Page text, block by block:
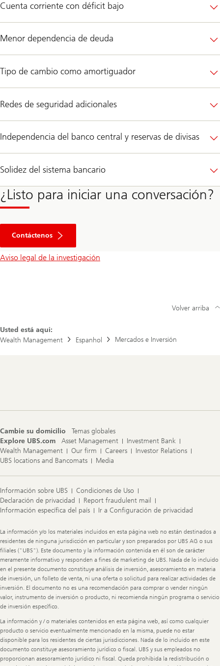
Cuenta corriente con déficit bajo
Menor dependencia de deuda
Tipo de cambio como amortiguador
Redes de seguridad adicionales
Independencia del banco central y reservas de divisas
Solidez del sistema bancario
¿Listo para iniciar una conversación?
Contáctenos
al
Aviso legal de la investigación
Usted está aquí:
Wealth Management
Espanhol Mercados e Inversión
Volver arriba
Cambie su domicilio
Temas globales
Explore UBS.com
Asset Management
Investment Bank
Wealth Management
Our firm Careers
Investor Relations
UBS locations and Bancomats
Media
Información sobre UBS
Condiciones de Uso
Declaración de privacidad
Report fraudulent mail
Información específica del país
Ir a Configuración de privacidad
Legal
Information
La información y/o los materiales incluidos en esta página web no están destinados a
residentes de ninguna jurisdicción en particular y son preparados por UBS AG o sus
filiales ("UBS"). Este documento y la información contenida en él son de carácter
meramente informativo y responden a fines de marketing de UBS. Nada de lo incluido
en el presente documento constituye análisis de inversión, asesoramiento en materia
de inversión, un folleto de venta, ni una oferta o solicitud para realizar actividades de
inversión. El documento no es una recomendación para comprar o vender ningún
valor, instrumento de inversión o producto, ni recomienda ningún programa o servicio
de inversión específico.
La información y / o materiales contenidos en esta página web, así como cualquier
producto o servicio eventualmente mencionado en la misma, puede no estar
disponible para los residentes de ciertas jurisdicciones. Nada de lo incluido en este
documento constituye asesoramiento jurídico o fiscal. UBS y sus empleados no
proporcionan asesoramiento jurídico ni fiscal. Queda prohibida la redistribución o